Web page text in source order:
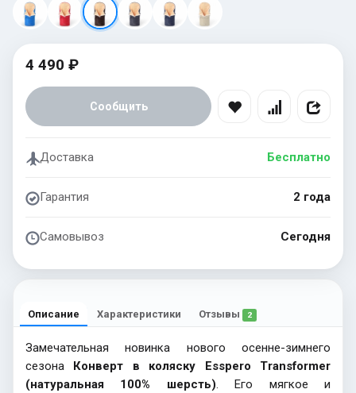
4 490 ₽
Сообщить
Доставка Бесплатно
Гарантия 2 года
Самовывоз Сегодня
Описание Характеристики Отзывы 2
Замечательная новинка нового осенне-зимнего
сезона Конверт в коляску Esspero Transformer
(натуральная 100% шерсть). Его мягкое и